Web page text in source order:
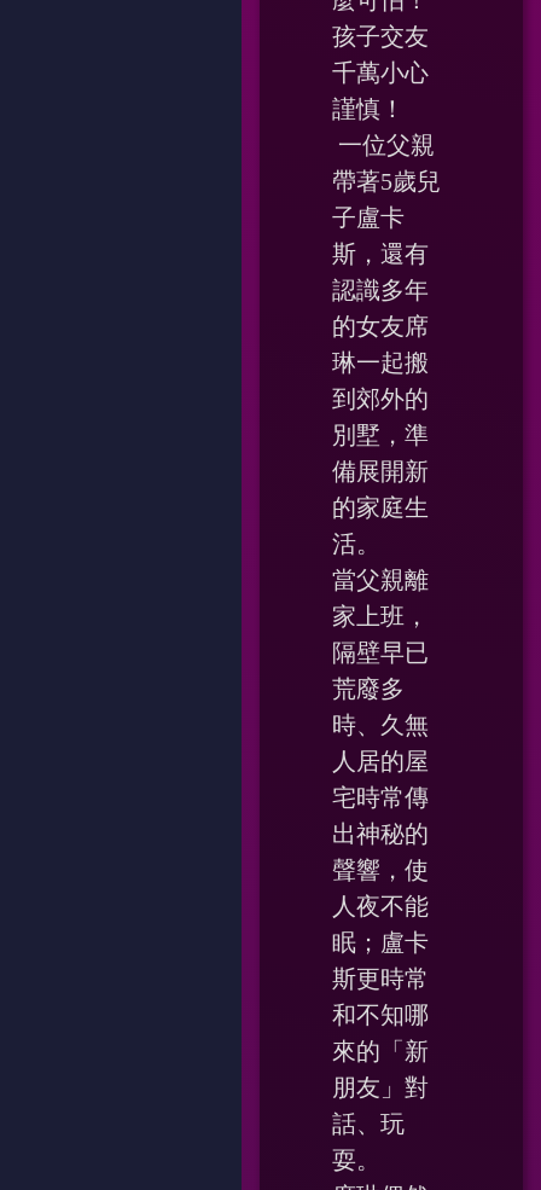
孩子交友
千萬小心
謹慎！
一位父親
帶著5歲兒
子盧卡
斯，還有
認識多年
的女友席
琳一起搬
到郊外的
別墅，準
備展開新
的家庭生
活。
當父親離
家上班，
隔壁早已
荒廢多
時、久無
人居的屋
宅時常傳
出神秘的
聲響，使
人夜不能
眠；盧卡
斯更時常
和不知哪
來的「新
朋友」對
話、玩
耍。